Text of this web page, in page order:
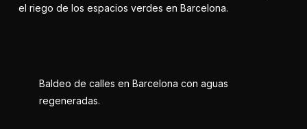
el riego de los espacios verdes en Barcelona.
Baldeo de calles en Barcelona con aguas
regeneradas.